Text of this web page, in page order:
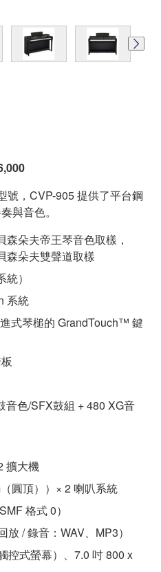
號，CVP-905 提供了平台鋼
與音色。
森朵夫帝王琴音色取樣，
森朵夫雙聲道取樣
）
系統
式琴槌的 GrandTouch™ 鍵
音色/SFX鼓組 + 480 XG音
擴大機
（圓頂））× 2 喇叭系統
格式 0）
/ 錄音：WAV、MP3）
控式螢幕）、7.0 吋 800 x